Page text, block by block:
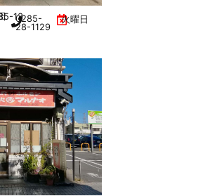
13
0285-
28-1129
火曜日